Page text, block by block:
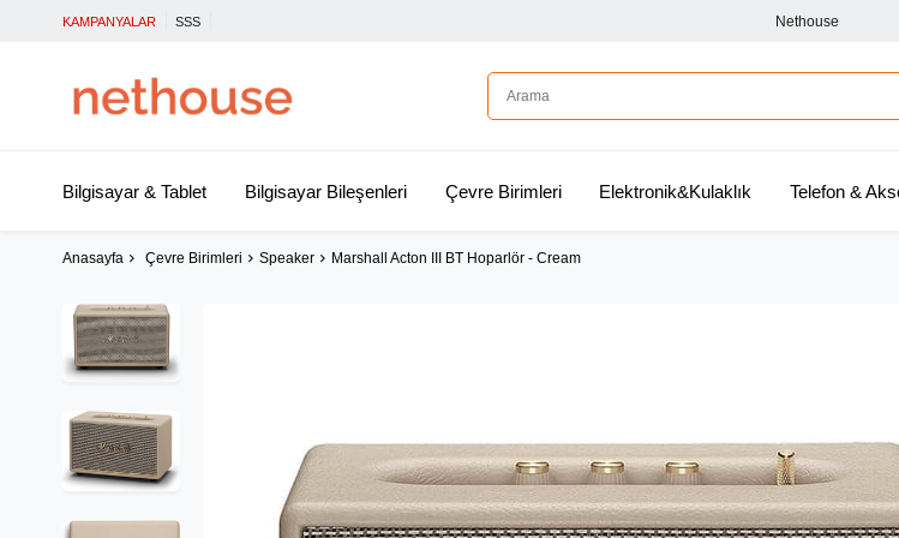
KAMPANYALAR SSS Nethouse
Bilgisayar & Tablet Bilgisayar Bileşenleri Çevre Birimleri Elektronik&Kulaklık Telefon &
Anasayfa Çevre Birimleri Speaker Marshall Acton III BT Hoparlör - Cream